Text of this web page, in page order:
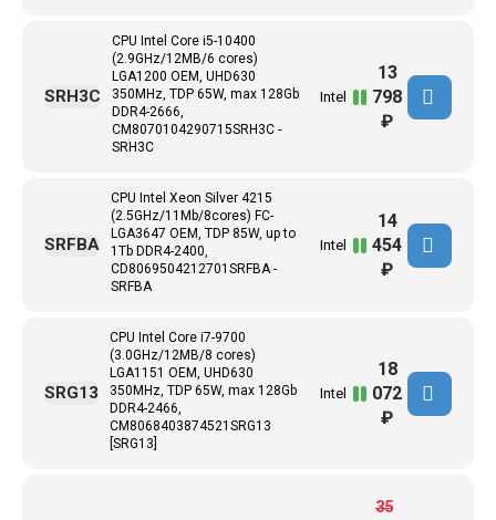
CPU Intel Core i5-10400
(2.9GHz/12MB/6 cores)
LGA1200 OEM, UHD630
350MHz, TDP 65W, max 128Gb
DDR4-2666,
CM8070104290715SRH3C -
SRH3C
Intel
SRH3C
13
798
₽
CPU Intel Xeon Silver 4215
(2.5GHz/11Mb/8cores) FC-
LGA3647 ОЕМ, TDP 85W, up to
1Tb DDR4-2400,
CD8069504212701SRFBA -
SRFBA
Intel
SRFBA
14
454
₽
CPU Intel Core i7-9700
(3.0GHz/12MB/8 cores)
LGA1151 OEM, UHD630
350MHz, TDP 65W, max 128Gb
DDR4-2466,
CM8068403874521SRG13
[SRG13]
Intel
SRG13
18
072
₽
35